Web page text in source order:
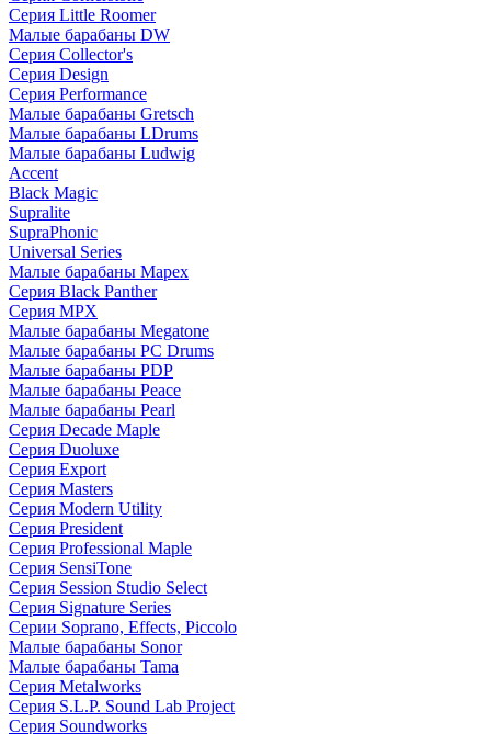
Серия Little Roomer
Малые барабаны DW
Серия Collector's
Серия Design
Серия Performance
Малые барабаны Gretsch
Малые барабаны LDrums
Малые барабаны Ludwig
Accent
Black Magic
Supralite
SupraPhonic
Universal Series
Малые барабаны Mapex
Серия Black Panther
Серия MPX
Малые барабаны Megatone
Малые барабаны PC Drums
Малые барабаны PDP
Малые барабаны Peace
Малые барабаны Pearl
Серия Decade Maple
Серия Duoluxe
Серия Export
Серия Masters
Серия Modern Utility
Серия President
Серия Professional Maple
Серия SensiTone
Серия Session Studio Select
Серия Signature Series
Серии Soprano, Effects, Piccolo
Малые барабаны Sonor
Малые барабаны Tama
Серия Metalworks
Серия S.L.P. Sound Lab Project
Серия Soundworks